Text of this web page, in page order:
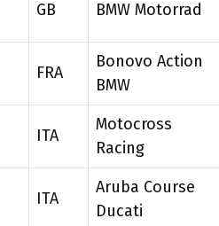
GB BMW Motorrad
FRA
Bonovo Action
BMW
ITA
Motocross
Racing
ITA
Aruba Course
Ducati